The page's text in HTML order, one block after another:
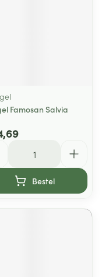
Famosan Salvia
Bestel